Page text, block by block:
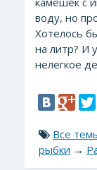
воду, но
Хотелось
на литр? И
нелегкое
Все
рыбки →